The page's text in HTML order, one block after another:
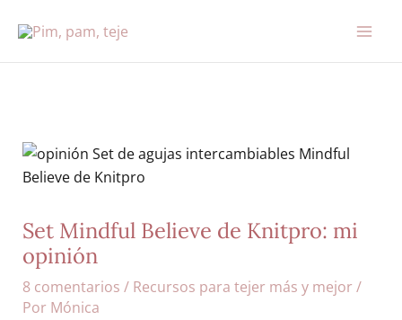
contenido
Set Mindful Believe de Knitpro: mi
opinión
8 comentarios / Recursos para tejer más y mejor /
Por Mónica